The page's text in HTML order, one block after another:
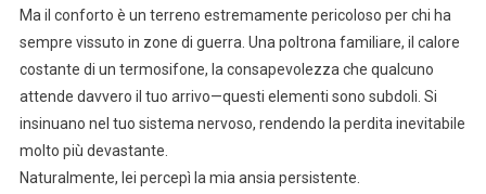
Ma il conforto è un terreno estremamente pericoloso per chi ha
sempre vissuto in zone di guerra. Una poltrona familiare, il calore
costante di un termosifone, la consapevolezza che qualcuno
attende davvero il tuo arrivo—questi elementi sono subdoli. Si
insinuano nel tuo sistema nervoso, rendendo la perdita inevitabile
molto più devastante.
Naturalmente, lei percepì la mia ansia persistente.